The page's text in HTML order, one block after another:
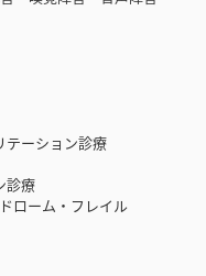
ーション診療
診療
ローム・フレイル